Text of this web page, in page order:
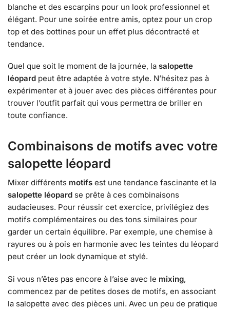
blanche et des escarpins pour un look professionnel et
élégant. Pour une soirée entre amis, optez pour un crop
top et des bottines pour un effet plus décontracté et
tendance.
Quel que soit le moment de la journée, la salopette
léopard peut être adaptée à votre style. N’hésitez pas à
expérimenter et à jouer avec des pièces différentes pour
trouver l’outfit parfait qui vous permettra de briller en
toute confiance.
Combinaisons de motifs avec votre
salopette léopard
Mixer différents motifs est une tendance fascinante et la
salopette léopard se prête à ces combinaisons
audacieuses. Pour réussir cet exercice, privilégiez des
motifs complémentaires ou des tons similaires pour
garder un certain équilibre. Par exemple, une chemise à
rayures ou à pois en harmonie avec les teintes du léopard
peut créer un look dynamique et stylé.
Si vous n’êtes pas encore à l’aise avec le mixing,
commencez par de petites doses de motifs, en associant
la salopette avec des pièces uni. Avec un peu de pratique